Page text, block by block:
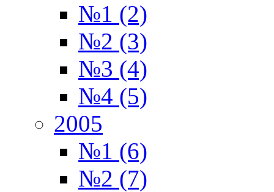
№1 (2)
№2 (3)
№3 (4)
№4 (5)
2005
№1 (6)
№2 (7)